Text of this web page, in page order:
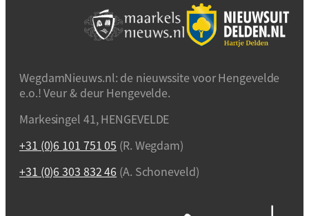
WegdamNieuws.nl: de nieuwssite voor Hengevelde
e.o.! Veur & deur Hengevelde.
Markesingel 41, HENGEVELDE
+31 (0)6 101 751 05 (R. Wegdam)
+31 (0)6 303 832 46 (A. Schoneveld)